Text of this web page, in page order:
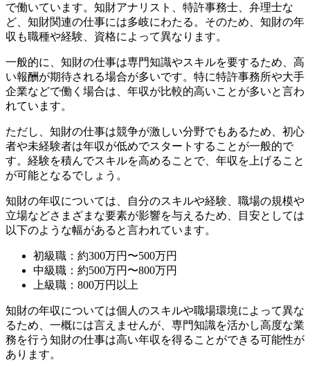
で働いています。知財アナリスト、特許事務士、弁理士な
ど、知財関連の仕事には多岐にわたる。そのため、知財の年
収も職種や経験、資格によって異なります。
一般的に、知財の仕事は専門知識やスキルを要するため、高
い報酬が期待される場合が多いです。特に特許事務所や大手
企業などで働く場合は、年収が比較的高いことが多いと言わ
れています。
ただし、知財の仕事は競争が激しい分野でもあるため、初心
者や未経験者は年収が低めでスタートすることが一般的で
す。経験を積んでスキルを高めることで、年収を上げること
が可能となるでしょう。
知財の年収については、自分のスキルや経験、職場の規模や
立場などさまざまな要素が影響を与えるため、目安としては
以下のような幅があると言われています。
初級職：約300万円〜500万円
中級職：約500万円〜800万円
上級職：800万円以上
知財の年収については個人のスキルや職場環境によって異な
るため、一概には言えませんが、専門知識を活かし高度な業
務を行う知財の仕事は高い年収を得ることができる可能性が
あります。